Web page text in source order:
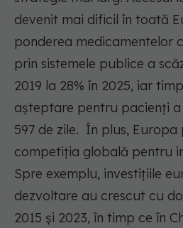
devenit mai dificil în toată
ponderea medicamentelor
prin sistemele publice a
2019 la 28% în 2025, iar
așteptare pentru pacienți
597 de zile. În plus, Europa
competiția globală pentru
Spre exemplu, investițiile
dezvoltare au crescut cu
2015 și 2023, în timp ce în